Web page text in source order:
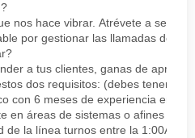
nos hace vibrar. Atrévete a ser
por gestionar las llamadas de
a tus clientes, ganas de
dos requisitos: (debes tener
con 6 meses de experiencia en
en áreas de sistemas o afines
de la línea turnos entre la 1:00AM